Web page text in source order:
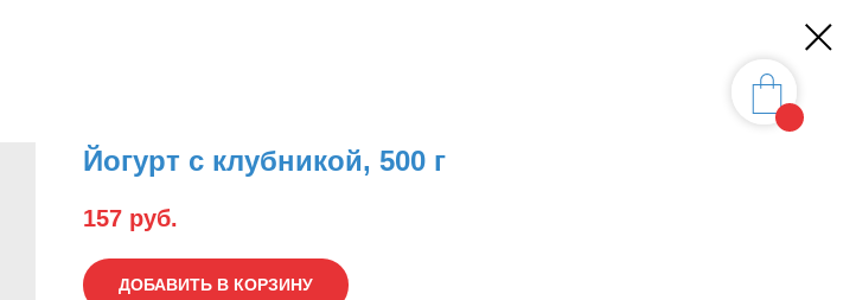
Йогурт с клубникой, 500 г
157 руб.
ДОБАВИТЬ В КОРЗИНУ